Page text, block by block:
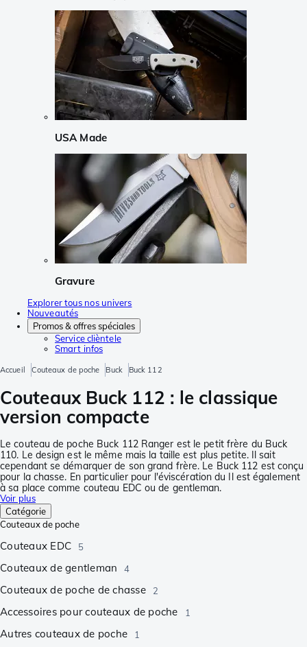
USA Made
Gravure
Explorer tous nos univers
Nouveautés
Promos & offres spéciales
Service clièntele
Smart infos
Accueil Couteaux de poche Buck Buck 112
Couteaux Buck 112 : le classique
version compacte
Le couteau de poche Buck 112 Ranger est le petit frère du Buck
110. Le design est le même mais la taille est plus petite. Il sait
cependant se démarquer de son grand frère. Le Buck 112 est conçu
pour la chasse. En particulier pour l'éviscération du Il est également
à sa place comme couteau EDC ou de gentleman.
Voir plus
Catégorie
Couteaux de poche
Couteaux EDC 5
Couteaux de gentleman 4
Couteaux de poche de chasse 2
Accessoires pour couteaux de poche 1
Autres couteaux de poche 1